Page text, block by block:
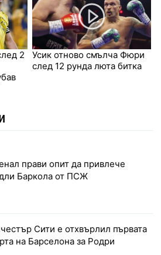
2
Усик отново смълча Фюри
след 12 рунда люта битка
прави опит да привлече
Баркола от ПСЖ
Сити е отхвърлил първата
на Барселона за Родри